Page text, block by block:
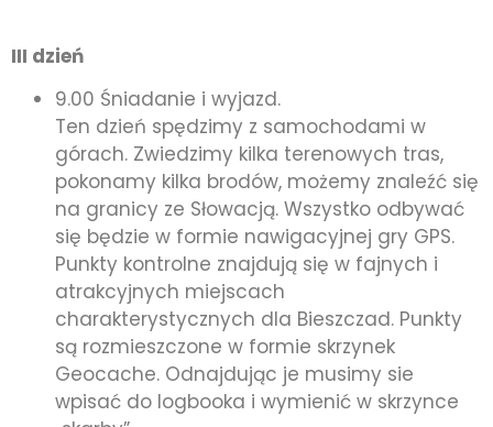
III dzień
9.00 Śniadanie i wyjazd.
Ten dzień spędzimy z samochodami w
górach. Zwiedzimy kilka terenowych tras,
pokonamy kilka brodów, możemy znaleźć się
na granicy ze Słowacją. Wszystko odbywać
się będzie w formie nawigacyjnej gry GPS.
Punkty kontrolne znajdują się w fajnych i
atrakcyjnych miejscach
charakterystycznych dla Bieszczad. Punkty
są rozmieszczone w formie skrzynek
Geocache. Odnajdując je musimy sie
wpisać do logbooka i wymienić w skrzynce